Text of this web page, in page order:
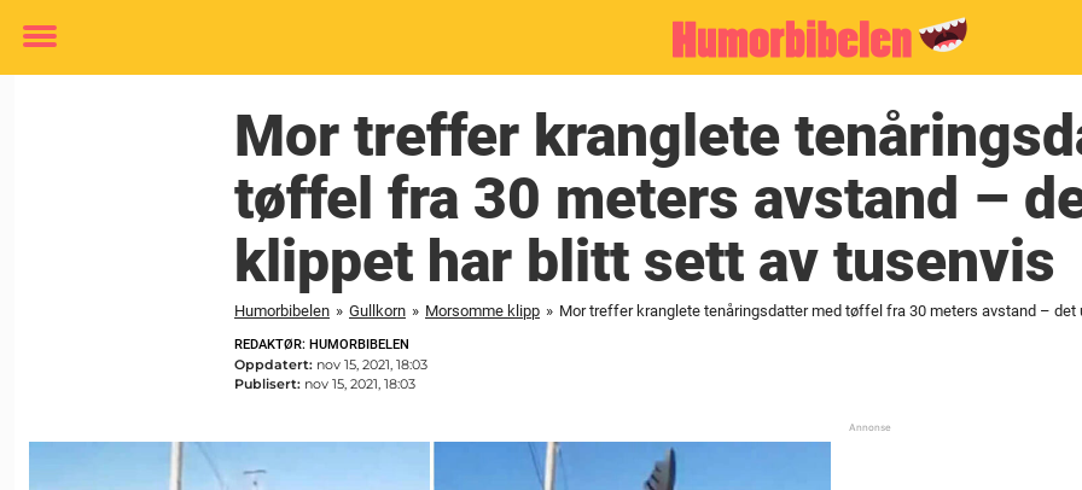
Toggle
Mor treffer kranglete
tøffel fra 30 meters avstand –
klippet har blitt sett av tusenvis
Humorbibelen » Gullkorn » Morsomme klipp »
REDAKTØR: HUMORBIBELEN
Oppdatert: nov 15, 2021, 18:03
Publisert: nov 15, 2021, 18:03